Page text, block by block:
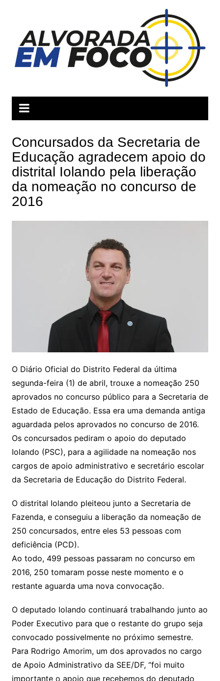
conteúdo
Concursados da Secretaria de
Educação agradecem apoio do
distrital Iolando pela liberação
da nomeação no concurso de
2016
O Diário Oficial do Distrito Federal da última
segunda-feira (1) de abril, trouxe a nomeação 250
aprovados no concurso público para a Secretaria de
Estado de Educação. Essa era uma demanda antiga
aguardada pelos aprovados no concurso de 2016.
Os concursados pediram o apoio do deputado
Iolando (PSC), para a agilidade na nomeação nos
cargos de apoio administrativo e secretário escolar
da Secretaria de Educação do Distrito Federal.
O distrital Iolando pleiteou junto a Secretaria de
Fazenda, e conseguiu a liberação da nomeação de
250 concursados, entre eles 53 pessoas com
deficiência (PCD).
Ao todo, 499 pessoas passaram no concurso em
2016, 250 tomaram posse neste momento e o
restante aguarda uma nova convocação.
O deputado Iolando continuará trabalhando junto ao
Poder Executivo para que o restante do grupo seja
convocado possivelmente no próximo semestre.
Para Rodrigo Amorim, um dos aprovados no cargo
de Apoio Administrativo da SEE/DF, “foi muito
importante o apoio que recebemos do deputado